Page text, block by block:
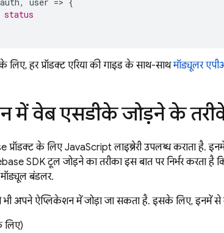
status
लिए, हर प्रॉडक्ट एरिया की गाइड के साथ-साथमॉड्यूलर
में वेब एसडीके जोड़ने के
प्रॉडक्ट के लिए JavaScript लाइब्रेरी उपलब्ध कराता है.
SDK टूल जोड़ने का तरीका इस बात पर निर्भर करता
बंडलर.
अपने ऐप्लिकेशन में जोड़ा जा सकता है. इसके लिए, इनमें से
लिए)